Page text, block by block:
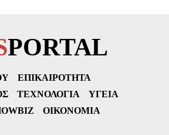
PORTAL
ΕΠΙΚΑΙΡΌΤΗΤΑ
ΤΕΧΝΟΛΟΓΊΑ
ΥΓΕΊΑ
ΟΙΚΟΝΟΜΊΑ